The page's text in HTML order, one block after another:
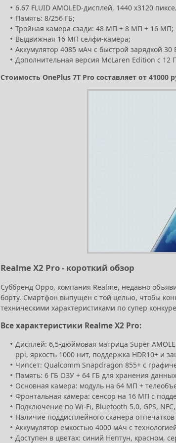
6.67 FLUID AMOLED-дисплей, 1440 x3120
Память: 8/256 ГБ;
Тройная камера сзади: 48 МП + 8 МП + 16 МП;
Выдвижная 16 МП селфи-камера;
Аккумулятор 4085 мАч с быстрой зарядкой 30
Дополнительная версия McLaren Edition с 12
Стоимость OnePlus 7T Pro составляет от 41000
Realme X2 Pro - короткий обзор
Суббренд Oppo, компания Realme, недавно
борту. Смартфон выпущен с той целью, чтобы
техническими характеристиками по супер
Все характеристики Realme X2 Pro:
Дисплей: 6,5-дюймовая матрица Super
ppi, яркость 1000 нит, поддержка HDR10+ и
Чипсет: Qualcomm Snapdragon 855+ с
Память: 6 ГБ ОЗУ + 64 ГБ для хранения
Основная камера: модуль на 64 МП +
Фронтальная камера: сенсор на 16 МП с
Подключение по Wi-Fi, Bluetooth 5.0, GPS,
Наличие поддисплейного сканера
Аккумулятор емкостью 4000 мАч с
Доступен в цветах: синий Нептун, красном,